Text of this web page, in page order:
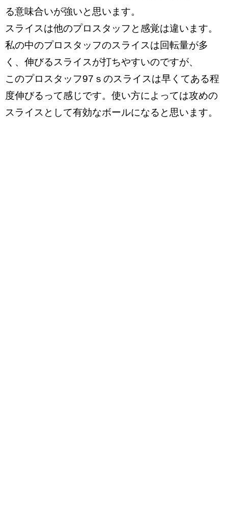
る意味合いが強いと思います。
スライスは他のプロスタッフと感覚は違います。
私の中のプロスタッフのスライスは回転量が多
く、伸びるスライスが打ちやすいのですが、
このプロスタッフ97ｓのスライスは早くてある程
度伸びるって感じです。使い方によっては攻めの
スライスとして有効なボールになると思います。